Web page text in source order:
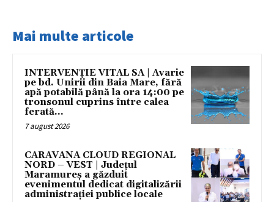
Mai multe articole
INTERVENȚIE VITAL SA | Avarie
pe bd. Unirii din Baia Mare, fără
apă potabilă până la ora 14:00 pe
tronsonul cuprins între calea
ferată...
7 august 2026
CARAVANA CLOUD REGIONAL
NORD – VEST | Județul
Maramureș a găzduit
evenimentul dedicat digitalizării
administrației publice locale